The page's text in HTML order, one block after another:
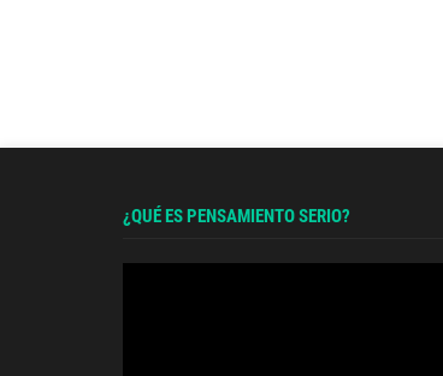
¿QUÉ ES PENSAMIENTO SERIO?